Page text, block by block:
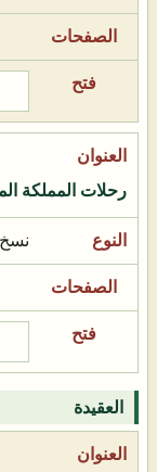
رحلات المملكة
العقيدة